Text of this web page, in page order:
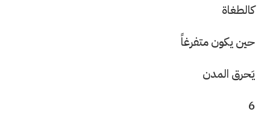
كالطغاة
حين يكون متفرغاً
يَحرق المدن
6